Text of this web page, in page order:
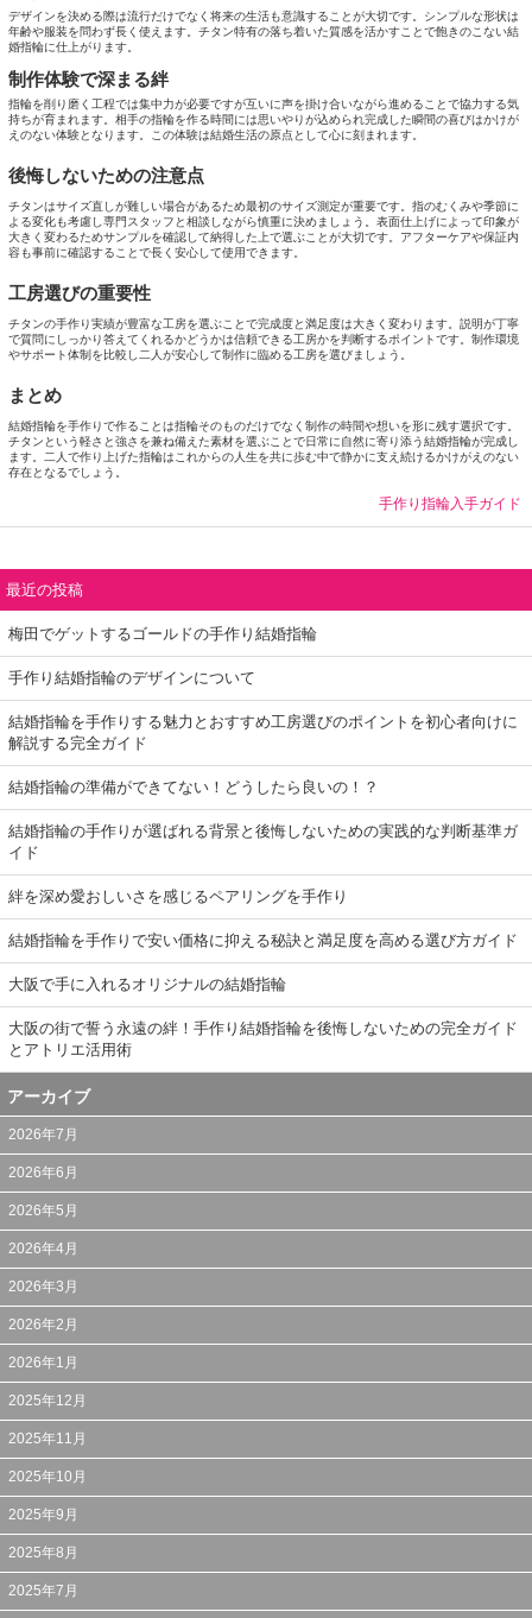
デザインを決める際は流行だけでなく将来の生活も意識することが大切です。シンプルな形状は
年齢や服装を問わず長く使えます。チタン特有の落ち着いた質感を活かすことで飽きのこない結
婚指輪に仕上がります。
制作体験で深まる絆
指輪を削り磨く工程では集中力が必要ですが互いに声を掛け合いながら進めることで協力する気
持ちが育まれます。相手の指輪を作る時間には思いやりが込められ完成した瞬間の喜びはかけが
えのない体験となります。この体験は結婚生活の原点として心に刻まれます。
後悔しないための注意点
チタンはサイズ直しが難しい場合があるため最初のサイズ測定が重要です。指のむくみや季節に
よる変化も考慮し専門スタッフと相談しながら慎重に決めましょう。表面仕上げによって印象が
大きく変わるためサンプルを確認して納得した上で選ぶことが大切です。アフターケアや保証内
容も事前に確認することで長く安心して使用できます。
工房選びの重要性
チタンの手作り実績が豊富な工房を選ぶことで完成度と満足度は大きく変わります。説明が丁寧
で質問にしっかり答えてくれるかどうかは信頼できる工房かを判断するポイントです。制作環境
やサポート体制を比較し二人が安心して制作に臨める工房を選びましょう。
まとめ
結婚指輪を手作りで作ることは指輪そのものだけでなく制作の時間や想いを形に残す選択です。
チタンという軽さと強さを兼ね備えた素材を選ぶことで日常に自然に寄り添う結婚指輪が完成し
ます。二人で作り上げた指輪はこれからの人生を共に歩む中で静かに支え続けるかけがえのない
存在となるでしょう。
手作り指輪入手ガイド
最近の投稿
梅田でゲットするゴールドの手作り結婚指輪
手作り結婚指輪のデザインについて
結婚指輪を手作りする魅力とおすすめ工房選びのポイントを初心者向けに
解説する完全ガイド
結婚指輪の準備ができてない！どうしたら良いの！？
結婚指輪の手作りが選ばれる背景と後悔しないための実践的な判断基準ガ
イド
絆を深め愛おしいさを感じるペアリングを手作り
結婚指輪を手作りで安い価格に抑える秘訣と満足度を高める選び方ガイド
大阪で手に入れるオリジナルの結婚指輪
大阪の街で誓う永遠の絆！手作り結婚指輪を後悔しないための完全ガイド
とアトリエ活用術
アーカイブ
2026年7月
2026年6月
2026年5月
2026年4月
2026年3月
2026年2月
2026年1月
2025年12月
2025年11月
2025年10月
2025年9月
2025年8月
2025年7月